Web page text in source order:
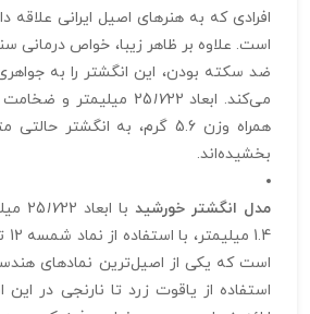
افرادی که به هنرهای اصیل ایرانی علاقه
است. علاوه بر ظاهر زیبا، خواص درمانی
ضد سکته بودن، این انگشتر را به
می‌کند. ابعاد 25
17
همراه وزن 5.6 گرم، به انگشتر
بخشیده‌اند.
مدل انگشتر خورشید با ابعاد 25 17
22
است که یکی از اصیل‌ترین نمادهای
استفاده از یاقوت زرد تا نارنجی در این